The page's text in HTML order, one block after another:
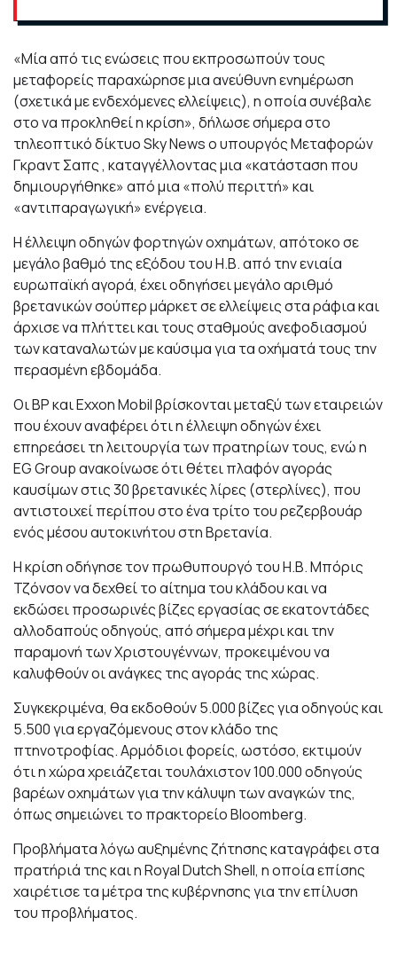
«Μία από τις ενώσεις που εκπροσωπούν τους
μεταφορείς παραχώρησε μια ανεύθυνη ενημέρωση
(σχετικά με ενδεχόμενες ελλείψεις), η οποία συνέβαλε
στο να προκληθεί η κρίση», δήλωσε σήμερα στο
τηλεοπτικό δίκτυο Sky News ο υπουργός Μεταφορών
Γκραντ Σαπς , καταγγέλλοντας μια «κατάσταση που
δημιουργήθηκε» από μια «πολύ περιττή» και
«αντιπαραγωγική» ενέργεια.
Η έλλειψη οδηγών φορτηγών οχημάτων, απότοκο σε
μεγάλο βαθμό της εξόδου του Η.Β. από την ενιαία
ευρωπαϊκή αγορά, έχει οδηγήσει μεγάλο αριθμό
βρετανικών σούπερ μάρκετ σε ελλείψεις στα ράφια και
άρχισε να πλήττει και τους σταθμούς ανεφοδιασμού
των καταναλωτών με καύσιμα για τα οχήματά τους την
περασμένη εβδομάδα.
Οι BP και Exxon Mobil βρίσκονται μεταξύ των εταιρειών
που έχουν αναφέρει ότι η έλλειψη οδηγών έχει
επηρεάσει τη λειτουργία των πρατηρίων τους, ενώ η
EG Group ανακοίνωσε ότι θέτει πλαφόν αγοράς
καυσίμων στις 30 βρετανικές λίρες (στερλίνες), που
αντιστοιχεί περίπου στο ένα τρίτο του ρεζερβουάρ
ενός μέσου αυτοκινήτου στη Βρετανία.
Η κρίση οδήγησε τον πρωθυπουργό του Η.Β. Μπόρις
Τζόνσον να δεχθεί το αίτημα του κλάδου και να
εκδώσει προσωρινές βίζες εργασίας σε εκατοντάδες
αλλοδαπούς οδηγούς, από σήμερα μέχρι και την
παραμονή των Χριστουγέννων, προκειμένου να
καλυφθούν οι ανάγκες της αγοράς της χώρας.
Συγκεκριμένα, θα εκδοθούν 5.000 βίζες για οδηγούς και
5.500 για εργαζόμενους στον κλάδο της
πτηνοτροφίας. Αρμόδιοι φορείς, ωστόσο, εκτιμούν
ότι η χώρα χρειάζεται τουλάχιστον 100.000 οδηγούς
βαρέων οχημάτων για την κάλυψη των αναγκών της,
όπως σημειώνει το πρακτορείο Bloomberg.
Προβλήματα λόγω αυξημένης ζήτησης καταγράφει στα
πρατήριά της και η Royal Dutch Shell, η οποία επίσης
χαιρέτισε τα μέτρα της κυβέρνησης για την επίλυση
του προβλήματος.